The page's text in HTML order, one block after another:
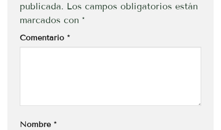
publicada. Los campos obligatorios están
marcados con *
Comentario *
Nombre *